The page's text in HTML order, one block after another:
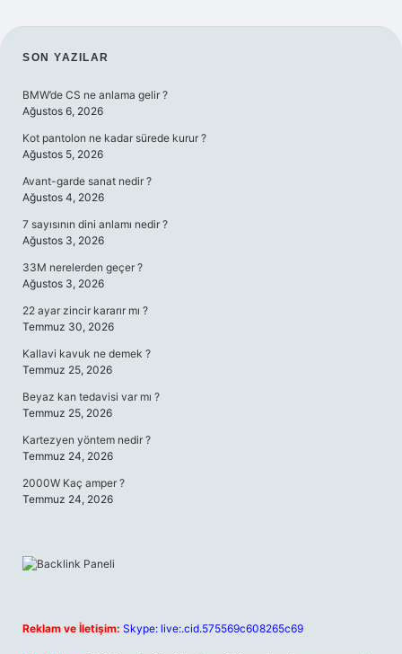
SIDEBAR
SON YAZILAR
BMW’de CS ne anlama gelir ?
Ağustos 6, 2026
Kot pantolon ne kadar sürede kurur ?
Ağustos 5, 2026
Avant-garde sanat nedir ?
Ağustos 4, 2026
7 sayısının dini anlamı nedir ?
Ağustos 3, 2026
33M nerelerden geçer ?
Ağustos 3, 2026
22 ayar zincir kararır mı ?
Temmuz 30, 2026
Kallavi kavuk ne demek ?
Temmuz 25, 2026
Beyaz kan tedavisi var mı ?
Temmuz 25, 2026
Kartezyen yöntem nedir ?
Temmuz 24, 2026
2000W Kaç amper ?
Temmuz 24, 2026
Reklam ve İletişim: Skype: live:.cid.575569c608265c69